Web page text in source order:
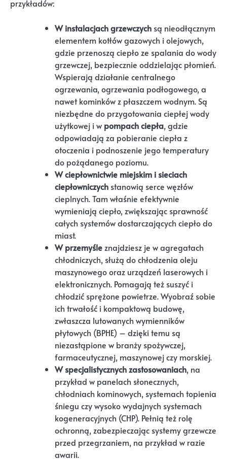
przykładów:
W instalacjach grzewczych są nieodłącznym
elementem kotłów gazowych i olejowych,
gdzie przenoszą ciepło ze spalania do wody
grzewczej, bezpiecznie oddzielając płomień.
Wspierają działanie centralnego
ogrzewania, ogrzewania podłogowego, a
nawet kominków z płaszczem wodnym. Są
niezbędne do przygotowania ciepłej wody
użytkowej i w pompach ciepła, gdzie
odpowiadają za pobieranie ciepła z
otoczenia i podnoszenie jego temperatury
do pożądanego poziomu.
W ciepłownictwie miejskim i sieciach
ciepłowniczych stanowią serce węzłów
cieplnych. Tam właśnie efektywnie
wymieniają ciepło, zwiększając sprawność
całych systemów dostarczających ciepło do
miast.
W przemyśle znajdziesz je w agregatach
chłodniczych, służą do chłodzenia oleju
maszynowego oraz urządzeń laserowych i
elektronicznych. Pomagają też suszyć i
chłodzić sprężone powietrze. Wyobraź sobie
ich trwałość i kompaktową budowę,
zwłaszcza lutowanych wymienników
płytowych (BPHE) – dzięki temu są
niezastąpione w branży spożywczej,
farmaceutycznej, maszynowej czy morskiej.
W specjalistycznych zastosowaniach, na
przykład w panelach słonecznych,
chłodniach kominowych, systemach topienia
śniegu czy wysoko wydajnych systemach
kogeneracyjnych (CHP). Pełnią też rolę
ochronną, zabezpieczając systemy grzewcze
przed przegrzaniem, na przykład w razie
awarii.